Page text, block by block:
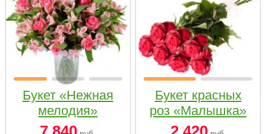
Букет «Нежная
мелодия»
Букет красных
роз «Малышка»